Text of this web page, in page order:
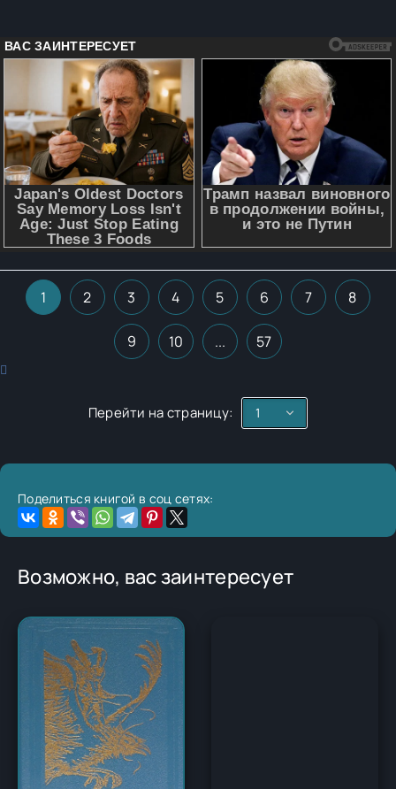
1 2 3 4 5 6 7 8
9 10 ... 57
Перейти на страницу:
Поделиться книгой в соц сетях:
Возможно, вас заинтересует